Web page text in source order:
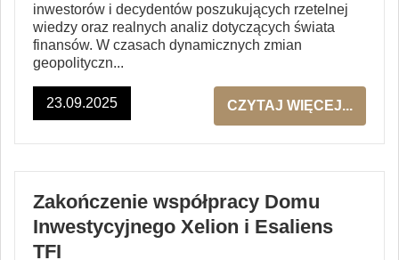
inwestorów i decydentów poszukujących rzetelnej
wiedzy oraz realnych analiz dotyczących świata
finansów. W czasach dynamicznych zmian
geopolityczn...
23.09.2025 CZYTAJ WIĘCEJ...
Zakończenie współpracy Domu
Inwestycyjnego Xelion i Esaliens
TFI